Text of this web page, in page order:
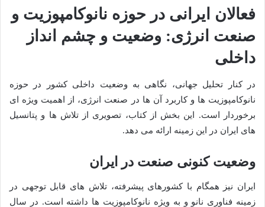
فعالان ایرانی در حوزه نانوکامپوزیت و
صنعت انرژی: وضعیت و چشم انداز
داخلی
در کنار تحلیل جهانی، نگاهی به وضعیت داخلی کشور در حوزه
نانوکامپوزیت ها و کاربرد آن ها در صنعت انرژی، از اهمیت ویژه ای
برخوردار است. این بخش از کتاب، تصویری از تلاش ها و پتانسیل
های ایران در این زمینه ارائه می دهد.
وضعیت کنونی صنعت در ایران
ایران نیز همگام با کشورهای پیشرفته، تلاش های قابل توجهی در
زمینه فناوری نانو و به ویژه نانوکامپوزیت ها داشته است. در سال